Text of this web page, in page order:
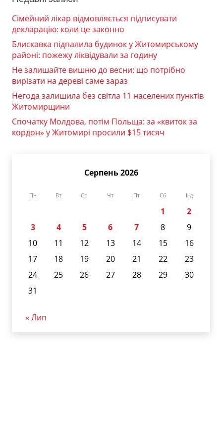
Сімейний лікар відмовляється підписувати
декларацію: коли це законно
Блискавка підпалила будинок у Житомирському
районі: пожежу ліквідували за годину
Не залишайте вишню до весни: що потрібно
вирізати на дереві саме зараз
Негода залишила без світла 11 населених пунктів
Житомирщини
Спочатку Молдова, потім Польща: за «квиток за
кордон» у Житомирі просили $15 тисяч
Серпень 2026
Пн Вт Ср Чт Пт Сб Нд
1
2
3
4 5 6 7 8
9
10
11 12 13 14 15
16
17
18 19 20 21 22
23
24
25 26 27 28 29
30
31
« Лип